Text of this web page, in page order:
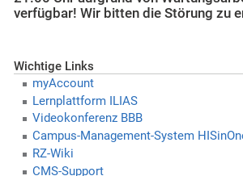
verfügbar! Wir bitten die Störung zu
Wichtige Links
myAccount
Lernplattform ILIAS
Videokonferenz BBB
Campus-Management-System
RZ-Wiki
CMS-Support